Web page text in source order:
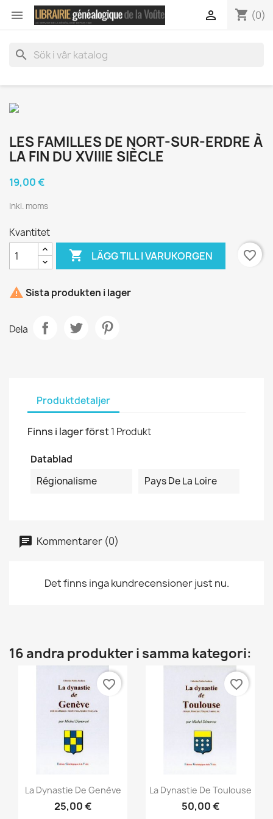
 shopping_cart (0)

search
LES FAMILLES DE NORT-SUR-ERDRE À
LA FIN DU XVIIIE SIÈCLE
19,00 €
Inkl. moms
Kvantitet
 LÄGG TILL I VARUKORGEN favorite_border
 Sista produkten i lager
Dela
Produktdetaljer
Finns i lager först1 Produkt
Datablad
Régionalisme
Pays De La Loire
Kommentarer (0)
Det finns inga kundrecensioner just nu.
16 andra produkter i samma kategori:
Snabbvy
La Dynastie De Genève
25,00 €
favorite_border
Snabbvy
La Dynastie De Toulouse
50,00 €
favorite_border